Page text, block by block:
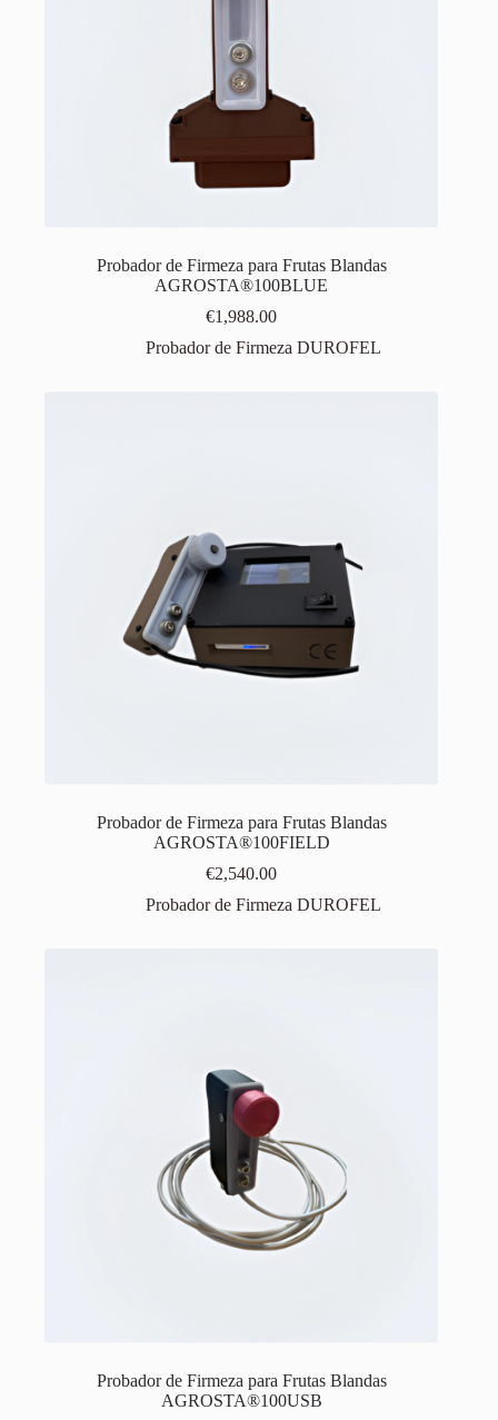
Probador de Firmeza para Frutas Blandas
AGROSTA®100BLUE
€1,988.00
Probador de Firmeza DUROFEL
Probador de Firmeza para Frutas Blandas
AGROSTA®100FIELD
€2,540.00
Probador de Firmeza DUROFEL
Probador de Firmeza para Frutas Blandas
AGROSTA®100USB